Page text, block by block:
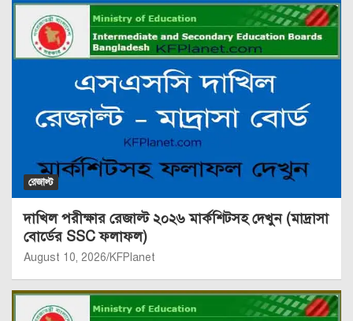
রেজাল্ট
দাখিল পরীক্ষার রেজাল্ট ২০২৬ মার্কশিটসহ দেখুন (মাদ্রাসা
বোর্ডের SSC ফলাফল)
August 10, 2026 KFPlanet